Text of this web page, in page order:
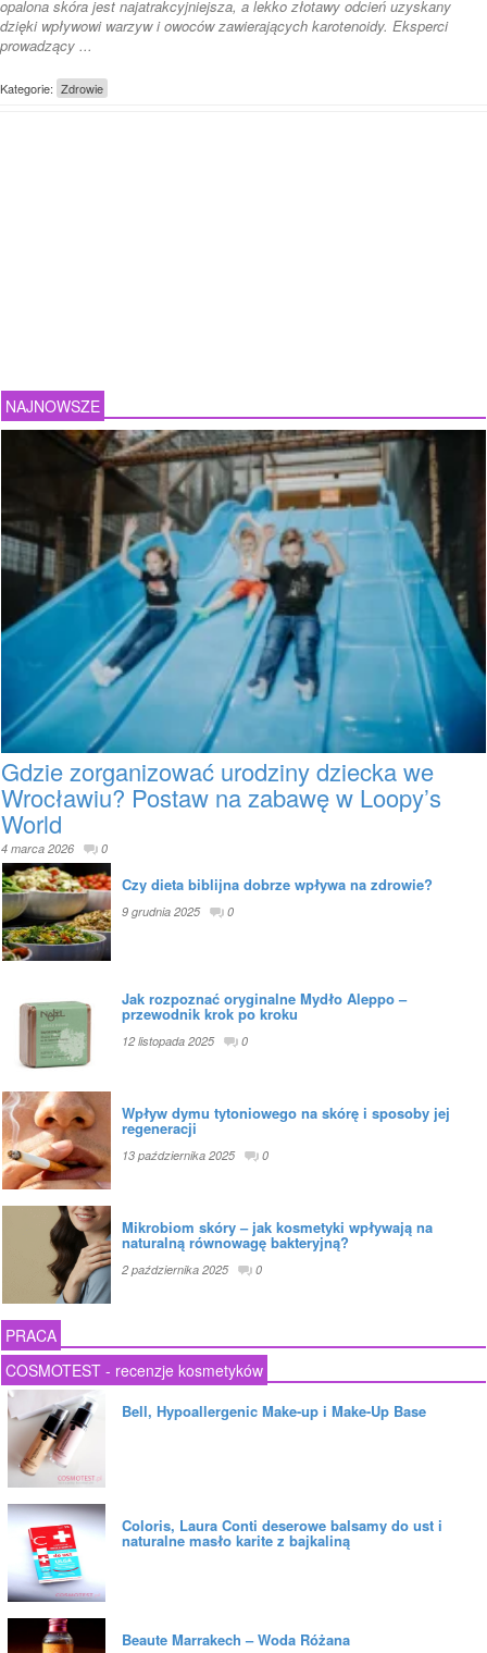
opalona skóra jest najatrakcyjniejsza, a lekko złotawy odcień uzyskany
dzięki wpływowi warzyw i owoców zawierających karotenoidy. Eksperci
prowadzący ...
Kategorie: Zdrowie
NAJNOWSZE
Gdzie zorganizować urodziny dziecka we
Wrocławiu? Postaw na zabawę w Loopy’s
World
4 marca 2026 0
Czy dieta biblijna dobrze wpływa na zdrowie?
9 grudnia 2025 0
Jak rozpoznać oryginalne Mydło Aleppo –
przewodnik krok po kroku
12 listopada 2025 0
Wpływ dymu tytoniowego na skórę i sposoby jej
regeneracji
13 października 2025 0
Mikrobiom skóry – jak kosmetyki wpływają na
naturalną równowagę bakteryjną?
2 października 2025 0
PRACA
COSMOTEST - recenzje kosmetyków
Bell, Hypoallergenic Make-up i Make-Up Base
Coloris, Laura Conti deserowe balsamy do ust i
naturalne masło karite z bajkaliną
Beaute Marrakech – Woda Różana